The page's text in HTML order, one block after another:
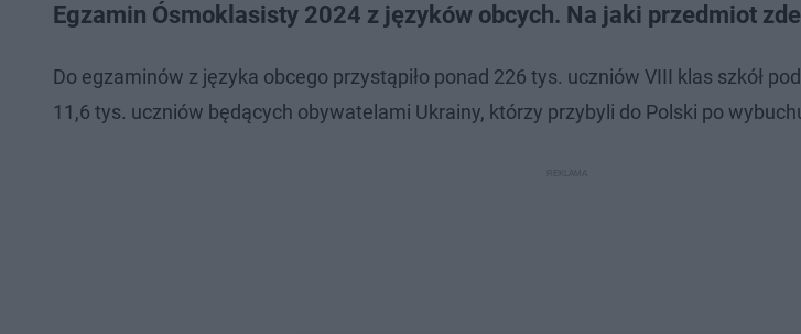
Egzamin Ósmoklasisty 2024 z języków obcych. Na jaki przedmiot
Do egzaminów z języka obcego przystąpiło ponad 226 tys. uczniów VIII klas szkół
11,6 tys. uczniów będących obywatelami Ukrainy, którzy przybyli do Polski po